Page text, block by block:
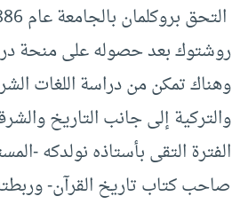
روشتوك بعد حصوله على منحة
وهناك تمكن من دراسة اللغات
والتركية إلى جانب التاريخ
الفترة التقى بأستاذه نولدكه -
صاحب كتاب تاريخ القرآن-